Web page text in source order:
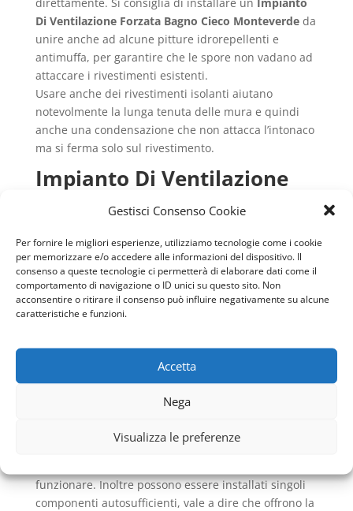
Gestisci Consenso Cookie
Per fornire le migliori esperienze, utilizziamo tecnologie come i cookie
per memorizzare e/o accedere alle informazioni del dispositivo. Il
consenso a queste tecnologie ci permetterà di elaborare dati come il
comportamento di navigazione o ID unici su questo sito. Non
acconsentire o ritirare il consenso può influire negativamente su alcune
caratteristiche e funzioni.
Accetta
Nega
Visualizza le preferenze
direttamente. Si consiglia di installare un Impianto
Di Ventilazione Forzata Bagno Cieco Monteverdeda
unire anche ad alcune pitture idrorepellenti e
antimuffa, per garantire che le spore non vadano ad
attaccare i rivestimenti esistenti.
Usare anche dei rivestimenti isolanti aiutano
notevolmente la lunga tenuta delle mura e quindi
anche una condensazione che non attacca l’intonaco
ma si ferma solo sul rivestimento.
Impianto Di Ventilazione
Forzata Bagno Cieco
Monteverdequali sono i
componenti utili
In un Impianto Di Ventilazione Forzata Bagno Cieco
Monteverdesono indispensabili i sistemi di
aspirazione controllate, vale a dire gli aspiratori. Essi
hanno il vantaggio di ridurre notevolmente le
l’aria esterna, la riscaldano di qualche grado per non
far abbassare le temperature negli ambienti.
Utili anche per evitare la formazione dell’umidità
poiché la aspirano insieme all’aria, necessitano di
funzionare. Inoltre possono essere installati singoli
componenti autosufficienti, vale a dire che offrono la